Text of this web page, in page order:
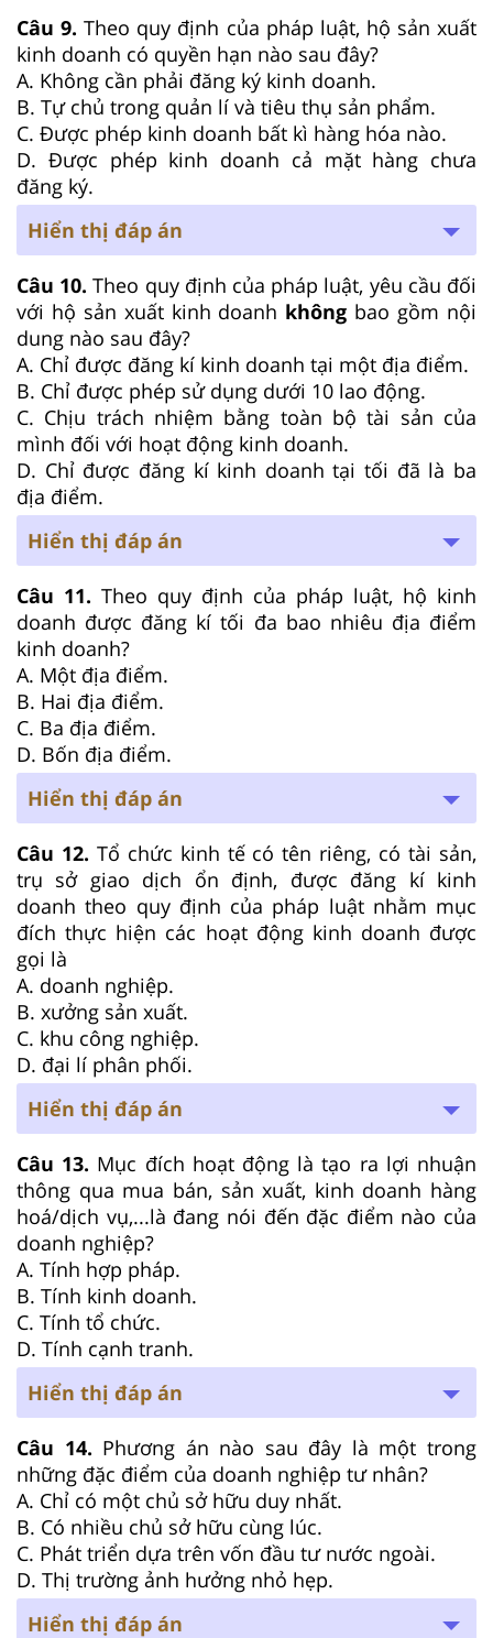
Câu 9. Theo quy định của pháp luật, hộ sản xuất
kinh doanh có quyền hạn nào sau đây?
A. Không cần phải đăng ký kinh doanh.
B. Tự chủ trong quản lí và tiêu thụ sản phẩm.
C. Được phép kinh doanh bất kì hàng hóa nào.
D. Được phép kinh doanh cả mặt hàng chưa
đăng ký.
Hiển thị đáp án
Câu 10. Theo quy định của pháp luật, yêu cầu đối
với hộ sản xuất kinh doanh không bao gồm nội
dung nào sau đây?
A. Chỉ được đăng kí kinh doanh tại một địa điểm.
B. Chỉ được phép sử dụng dưới 10 lao động.
C. Chịu trách nhiệm bằng toàn bộ tài sản của
mình đối với hoạt động kinh doanh.
D. Chỉ được đăng kí kinh doanh tại tối đã là ba
địa điểm.
Hiển thị đáp án
Câu 11. Theo quy định của pháp luật, hộ kinh
doanh được đăng kí tối đa bao nhiêu địa điểm
kinh doanh?
A. Một địa điểm.
B. Hai địa điểm.
C. Ba địa điểm.
D. Bốn địa điểm.
Hiển thị đáp án
Câu 12. Tổ chức kinh tế có tên riêng, có tài sản,
trụ sở giao dịch ổn định, được đăng kí kinh
doanh theo quy định của pháp luật nhằm mục
đích thực hiện các hoạt động kinh doanh được
gọi là
A. doanh nghiệp.
B. xưởng sản xuất.
C. khu công nghiệp.
D. đại lí phân phối.
Hiển thị đáp án
Câu 13. Mục đích hoạt động là tạo ra lợi nhuận
thông qua mua bán, sản xuất, kinh doanh hàng
hoá/dịch vụ,...là đang nói đến đặc điểm nào của
doanh nghiệp?
A. Tính hợp pháp.
B. Tính kinh doanh.
C. Tính tổ chức.
D. Tính cạnh tranh.
Hiển thị đáp án
Câu 14. Phương án nào sau đây là một trong
những đặc điểm của doanh nghiệp tư nhân?
A. Chỉ có một chủ sở hữu duy nhất.
B. Có nhiều chủ sở hữu cùng lúc.
C. Phát triển dựa trên vốn đầu tư nước ngoài.
D. Thị trường ảnh hưởng nhỏ hẹp.
Hiển thị đáp án